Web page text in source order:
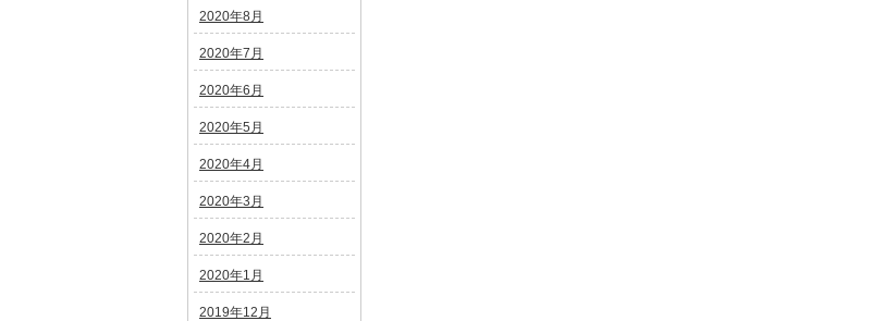
2020年8月
2020年7月
2020年6月
2020年5月
2020年4月
2020年3月
2020年2月
2020年1月
2019年12月